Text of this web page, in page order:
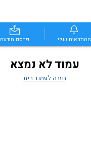
ההתראות שלי פרסם מודעה
עמוד לא נמצא
חזרה לעמוד בית